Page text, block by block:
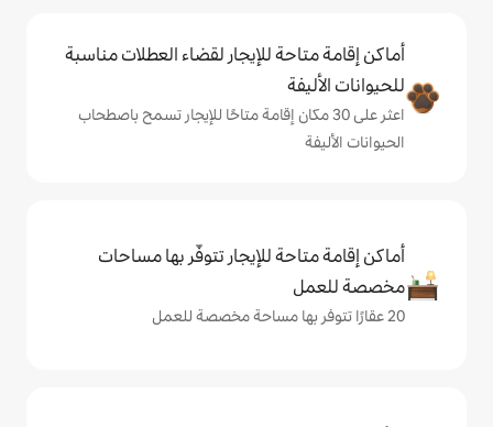
للإيجار لقضاء العطلات مناسبة
30 مكان إقامة متاحًا للإيجار تسمح باصطحاب
للإيجار تتوفّر بها مساحات